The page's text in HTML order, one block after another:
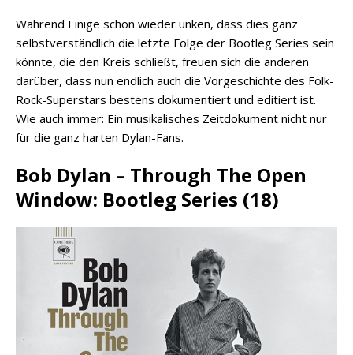
Während Einige schon wieder unken, dass dies ganz
selbstverständlich die letzte Folge der Bootleg Series sein
könnte, die den Kreis schließt, freuen sich die anderen
darüber, dass nun endlich auch die Vorgeschichte des Folk-
Rock-Superstars bestens dokumentiert und editiert ist.
Wie auch immer: Ein musikalisches Zeitdokument nicht nur
für die ganz harten Dylan-Fans.
Bob Dylan – Through The Open
Window: Bootleg Series (18)